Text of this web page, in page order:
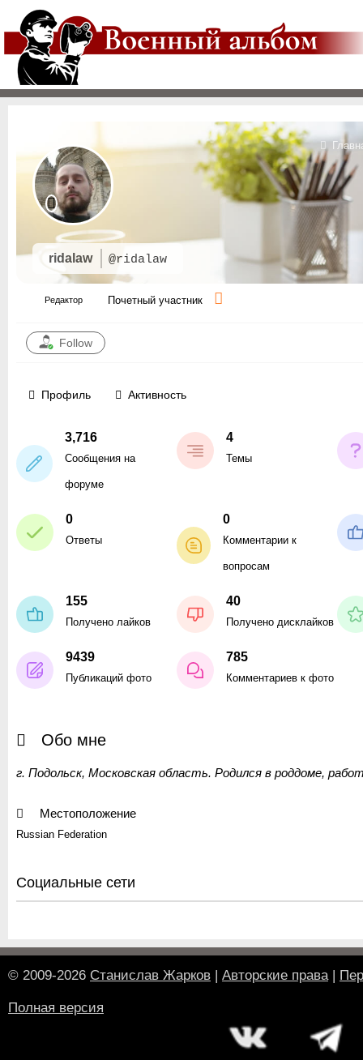
ridalaw @ridalaw
Редактор Почетный участник
Follow
Профиль Активность
3,716
Сообщения на
форуме
4
Темы
0
Ответы
0
Комментарии к
вопросам
155
Получено лайков
40
Получено дисклайков
9439
Публикаций фото
785
Комментариев к фото
Обо мне
г. Подольск, Московская область. Родился в роддоме,
Местоположение
Russian Federation
Социальные сети
© 2009-2026 Станислав Жарков | Авторские права|
Полная версия